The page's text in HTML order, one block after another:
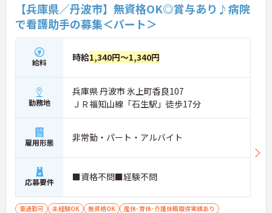
【兵庫県／丹波市】無資格OK◎賞与あり♪病院
で看護助手の募集＜パート＞
給料 時給1,340円～1,340円
勤務地
兵庫県 丹波市 氷上町香良107
ＪＲ福知山線「石生駅」徒歩17分
雇用形態 非常勤・パート・アルバイト
応募要件 ■資格不問■経験不問
車通勤可 未経験OK 無資格OK
産休･育休･介護休暇取得実績あり